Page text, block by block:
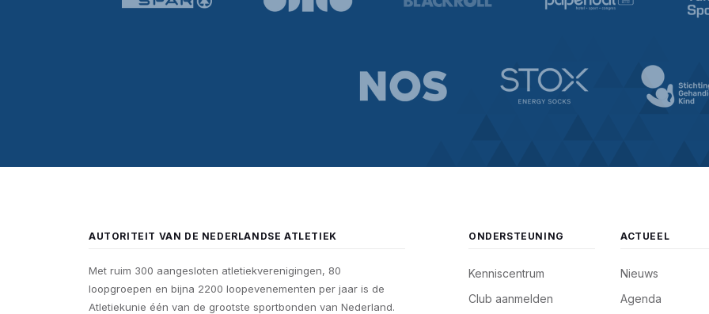
AUTORITEIT VAN DE NEDERLANDSE ATLETIEK
Met ruim 300 aangesloten atletiekverenigingen, 80
loopgroepen en bijna 2200 loopevenementen per jaar is de
Atletiekunie één van de grootste sportbonden van Nederland.
ONDERSTEUNING
Kenniscentrum
Club aanmelden
ACTUEEL
Nieuws
Agenda